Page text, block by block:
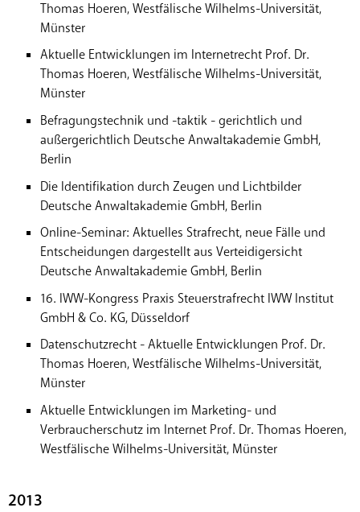
Thomas Hoeren, Westfälische Wilhelms-Universität,
Münster
Aktuelle Entwicklungen im Internetrecht Prof. Dr.
Thomas Hoeren, Westfälische Wilhelms-Universität,
Münster
Befragungstechnik und -taktik - gerichtlich und
außergerichtlich Deutsche Anwaltakademie GmbH,
Berlin
Die Identifikation durch Zeugen und Lichtbilder
Deutsche Anwaltakademie GmbH, Berlin
Online-Seminar: Aktuelles Strafrecht, neue Fälle und
Entscheidungen dargestellt aus Verteidigersicht
Deutsche Anwaltakademie GmbH, Berlin
16. IWW-Kongress Praxis Steuerstrafrecht IWW Institut
GmbH & Co. KG, Düsseldorf
Datenschutzrecht - Aktuelle Entwicklungen Prof. Dr.
Thomas Hoeren, Westfälische Wilhelms-Universität,
Münster
Aktuelle Entwicklungen im Marketing- und
Verbraucherschutz im Internet Prof. Dr. Thomas Hoeren,
Westfälische Wilhelms-Universität, Münster
2013